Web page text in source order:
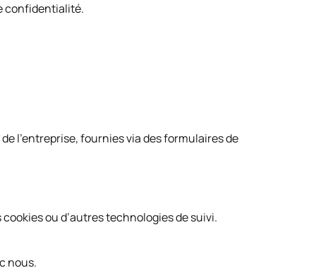
confidentialité.
l’entreprise, fournies via des formulaires de
ou d’autres technologies de suivi.
nous.